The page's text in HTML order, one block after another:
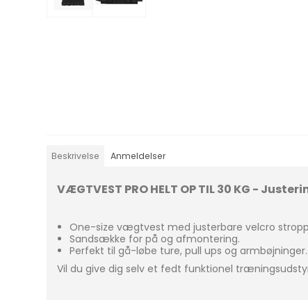
Beskrivelse Anmeldelser
VÆGTVEST PRO HELT OP TIL 30 KG -
One-size vægtvest med justerbare velcro
Sandsække for på og afmontering.
Perfekt til gå-løbe ture, pull ups og armbøjninger.
Vil du give dig selv et fedt funktionel